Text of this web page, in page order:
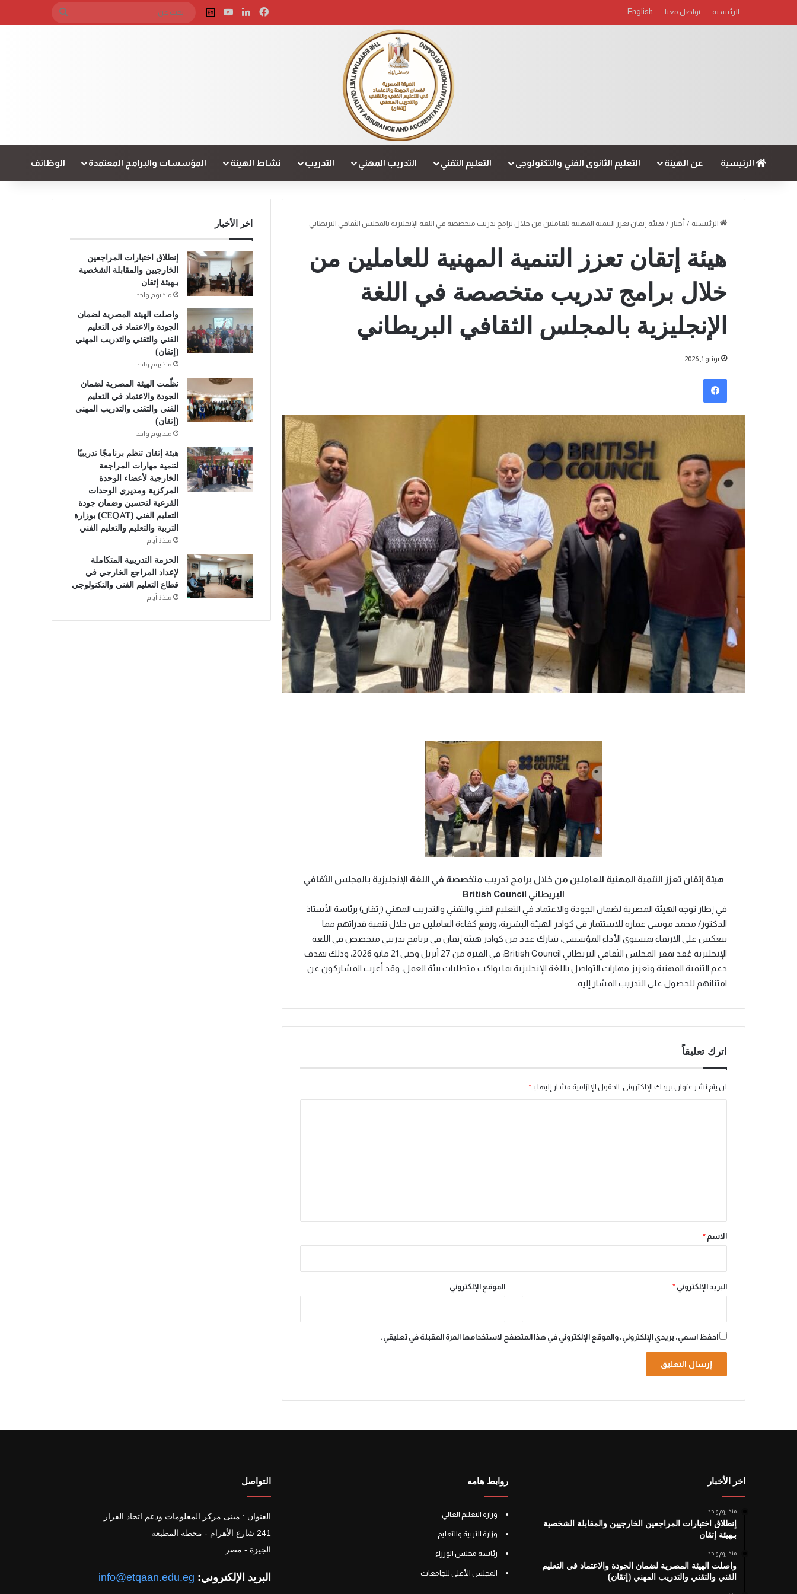
الرئيسية تواصل معنا English فيسبوكلينكدإن‫YouTube
English
الرئيسية عن الهيئة التعليم الثانوى الفني والتكنولوجى التعليم التقني التدريب المهني التدريب نشاط الهيئة المؤسسات والبرامج المعتمدة الوظائف
الرئيسية / أخبار / هيئة إتقان تعزز التنمية المهنية للعاملين من خلال برامج تدريب متخصصة في اللغة الإنجليزية بالمجلس الثقافي البريطاني
هيئة إتقان تعزز التنمية المهنية للعاملين من
خلال برامج تدريب متخصصة في اللغة
الإنجليزية بالمجلس الثقافي البريطاني
يونيو 1, 2026
هيئة إتقان تعزز التنمية المهنية للعاملين من خلال برامج تدريب متخصصة في اللغة الإنجليزية بالمجلس الثقافي
البريطاني British Council
في إطار توجه الهيئة المصرية لضمان الجودة والاعتماد في التعليم الفني والتقني والتدريب المهني (إتقان) برئاسة الأستاذ
الدكتور/ محمد موسى عماره للاستثمار في كوادر الهيئة البشرية، ورفع كفاءة العاملين من خلال تنمية قدراتهم مما
ينعكس على الارتقاء بمستوى الأداء المؤسسي، شارك عدد من كوادر هيئة إتقان في برنامج تدريبي متخصص في اللغة
الإنجليزية عُقد بمقر المجلس الثقافي البريطاني British Council، في الفترة من 27 أبريل وحتى 21 مايو 2026، وذلك بهدف
دعم التنمية المهنية وتعزيز مهارات التواصل باللغة الإنجليزية بما يواكب متطلبات بيئة العمل. وقد أعرب المشاركون عن
امتنانهم للحصول على التدريب المشار إليه.
اترك تعليقاً
لن يتم نشر عنوان بريدك الإلكتروني. الحقول الإلزامية مشار إليها بـ*
*
الاسم *
البريد الإلكتروني * الموقع الإلكتروني
احفظ اسمي، بريدي الإلكتروني، والموقع الإلكتروني في هذا المتصفح لاستخدامها المرة المقبلة في تعليقي.
n
a
t
i
v
e
اخر الأخبار
إنطلاق اختبارات المراجعين
الخارجيين والمقابلة الشخصية
بـهيئة إتقان
منذ يوم واحد
واصلت الهيئة المصرية لضمان
الجودة والاعتماد في التعليم
الفني والتقني والتدريب المهني
(إتقان)
منذ يوم واحد
نظّمت الهيئة المصرية لضمان
الجودة والاعتماد في التعليم
الفني والتقني والتدريب المهني
(إتقان)
منذ يوم واحد
هيئة إتقان تنظم برنامجًا تدريبيًا
لتنمية مهارات المراجعة
الخارجية لأعضاء الوحدة
المركزية ومديري الوحدات
الفرعية لتحسين وضمان جودة
التعليم الفني (CEQAT) بوزارة
التربية والتعليم والتعليم الفني
منذ 3 أيام
الحزمة التدريبية المتكاملة
لإعداد المراجع الخارجي في
قطاع التعليم الفني والتكنولوجي
منذ 3 أيام
اخر الأخبار
منذ يوم واحد
إنطلاق اختبارات المراجعين الخارجيين والمقابلة الشخصية
بـهيئة إتقان
منذ يوم واحد
واصلت الهيئة المصرية لضمان الجودة والاعتماد في التعليم
الفني والتقني والتدريب المهني (إتقان)
روابط هامه
وزارة التعليم العالي
وزارة التربية والتعليم
رئاسة مجلس الوزراء
المجلس الأعلى للجامعات
التواصل
العنوان : مبنى مركز المعلومات ودعم اتخاذ القرار
241 شارع الأهرام - محطة المطبعة
الجيزة - مصر
البريد الإلكتروني: info@etqaan.edu.eg